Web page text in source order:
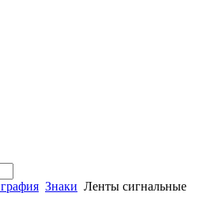
Знаки Ленты сигнальные